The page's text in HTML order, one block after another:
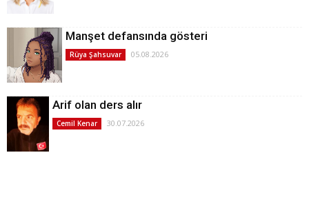
Manşet defansında gösteri
Rüya Şahsuvar 05.08.2026
Arif olan ders alır
Cemil Kenar 30.07.2026